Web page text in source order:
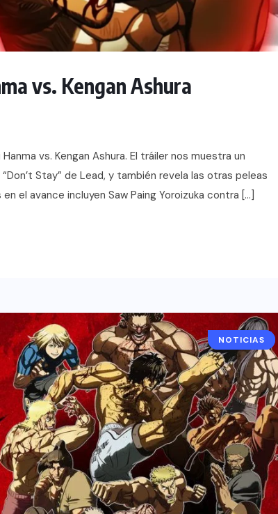
vs. Kengan Ashura
vs. Kengan Ashura. El tráiler nos muestra un
Stay” de Lead, y también revela las otras peleas
el avance incluyen Saw Paing Yoroizuka contra […]
ANIME
NOTICIAS